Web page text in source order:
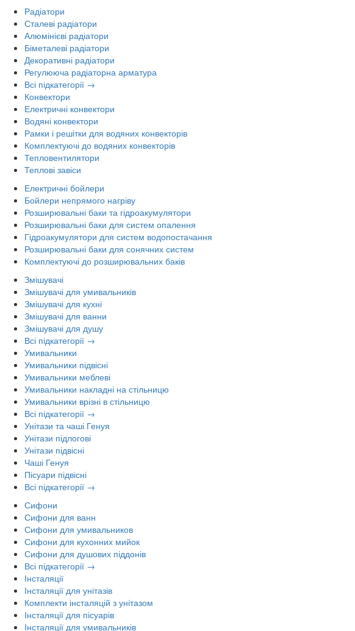
Радіатори
Сталеві радіатори
Алюмінієві радіатори
Біметалеві радіатори
Декоративні радіатори
Регулююча радіаторна арматура
Всі підкатегорії →
Конвектори
Електричні конвектори
Водяні конвектори
Рамки і решітки для водяних конвекторів
Комплектуючі до водяних конвекторів
Тепловентилятори
Теплові завіси
Електричні бойлери
Бойлери непрямого нагріву
Розширювальні баки та гідроакумулятори
Розширювальні баки для систем опалення
Гідроакумулятори для систем водопостачання
Розширювальні баки для сонячних систем
Комплектуючі до розширювальних баків
Змішувачі
Змішувачі для умивальників
Змішувачі для кухні
Змішувачі для ванни
Змішувачі для душу
Всі підкатегорії →
Умивальники
Умивальники підвісні
Умивальники меблеві
Умивальники накладні на стільницю
Умивальники врізні в стільницю
Всі підкатегорії →
Унітази та чаші Генуя
Унітази підлогові
Унітази підвісні
Чаші Генуя
Пісуари підвісні
Всі підкатегорії →
Сифони
Сифони для ванн
Сифони для умивальников
Сифони для кухонних мийок
Сифони для душових піддонів
Всі підкатегорії →
Інсталяції
Інсталяції для унітазів
Комплекти інсталяцій з унітазом
Інсталяції для пісуарів
Інсталяції для умивальників